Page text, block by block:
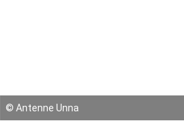
© Antenne Unna